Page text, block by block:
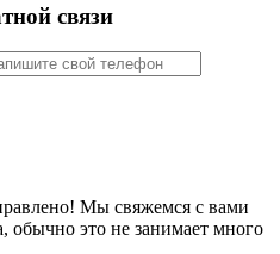
связи
Мы свяжемся с вами
обычно это не занимает много